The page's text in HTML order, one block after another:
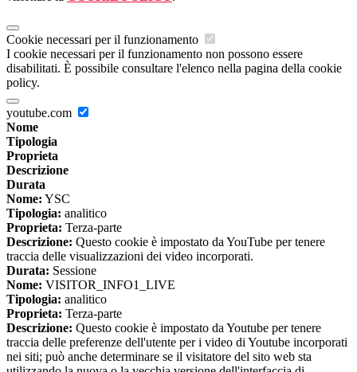
Cookie necessari per il funzionamento
I cookie necessari per il funzionamento non possono essere
disabilitati. È possibile consultare l'elenco nella pagina della cookie
policy.
youtube.com
Nome
Tipologia
Proprieta
Descrizione
Durata
Nome: YSC
Tipologia: analitico
Proprieta: Terza-parte
Descrizione: Questo cookie è impostato da YouTube per tenere
traccia delle visualizzazioni dei video incorporati.
Durata: Sessione
Nome: VISITOR_INFO1_LIVE
Tipologia: analitico
Proprieta: Terza-parte
Descrizione: Questo cookie è impostato da Youtube per tenere
traccia delle preferenze dell'utente per i video di Youtube incorporati
nei siti; può anche determinare se il visitatore del sito web sta